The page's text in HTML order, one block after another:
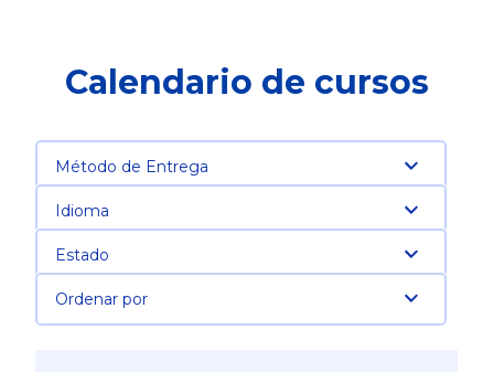
Calendario de cursos
Método de Entrega
Idioma
Estado
Ordenar por